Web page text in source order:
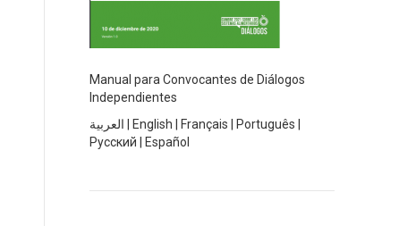
Manual para Convocantes de Diálogos
Independientes
العربية
English Français Português
Русский
Español